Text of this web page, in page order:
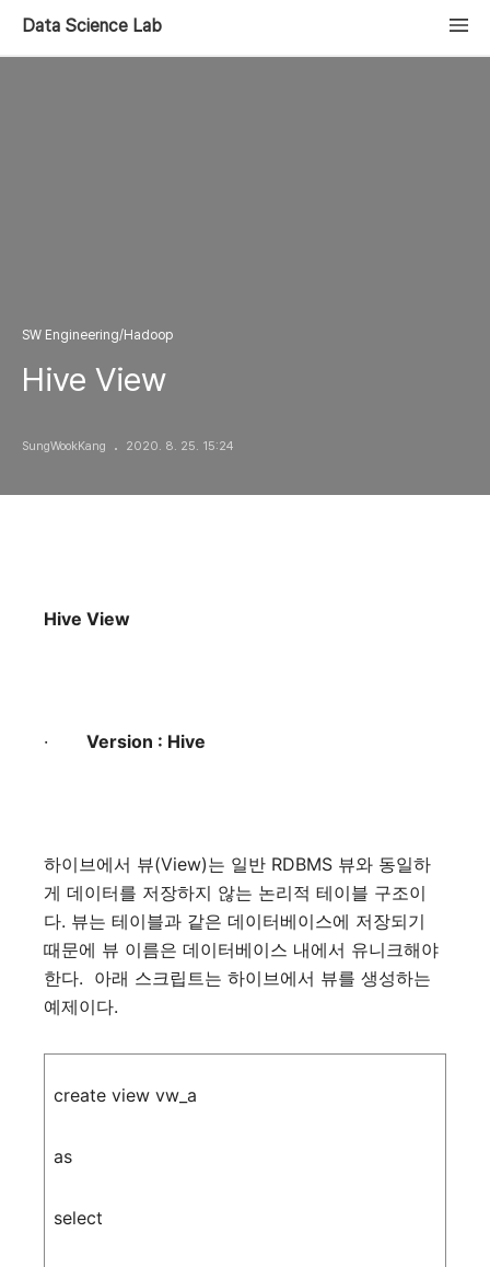
Data Science Lab
SW Engineering/Hadoop
Hive View
SungWookKang 2020. 8. 25. 15:24
Hive View
· Version : Hive
하이브에서 뷰(View)는 일반 RDBMS 뷰와 동일하
게 데이터를 저장하지 않는 논리적 테이블 구조이
다. 뷰는 테이블과 같은 데이터베이스에 저장되기
때문에 뷰 이름은 데이터베이스 내에서 유니크해야
한다. 아래 스크립트는 하이브에서 뷰를 생성하는
예제이다.
create view vw_a
as
select